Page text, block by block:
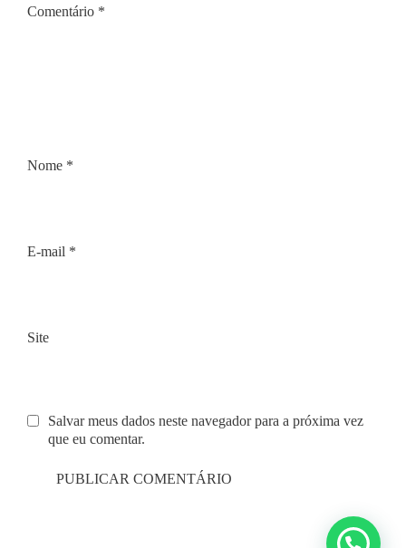
Comentário *
Nome *
E-mail *
Site
Salvar meus dados neste navegador para a próxima vez
que eu comentar.